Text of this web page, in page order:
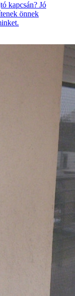
kapcsán? Jó
önnek